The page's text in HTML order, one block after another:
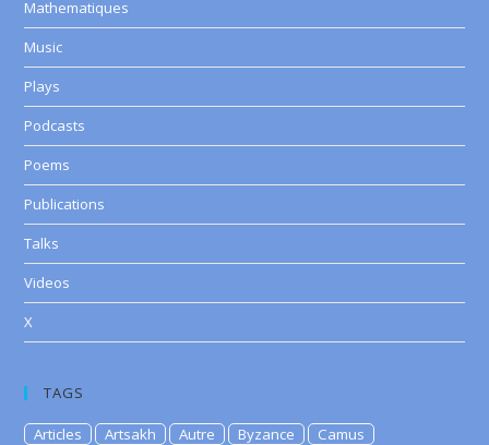
Mathematiques
Music
Plays
Podcasts
Poems
Publications
Talks
Videos
X
TAGS
Articles Artsakh Autre Byzance
Camus